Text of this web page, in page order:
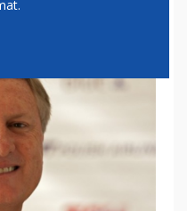
ALLIANCE